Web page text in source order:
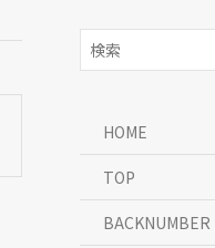
HOME
TOP
BACKNUMBER